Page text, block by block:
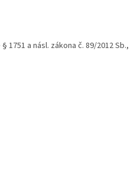
a násl. zákona č. 89/2012 Sb.,